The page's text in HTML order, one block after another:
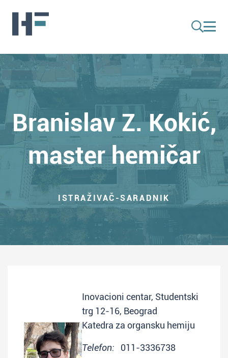
Branislav Z. Kokić,
master hemičar
ISTRAŽIVAČ-SARADNIK
Inovacioni centar, Studentski
trg 12-16, Beograd
Katedra za organsku hemiju
Telefon: 011-3336738